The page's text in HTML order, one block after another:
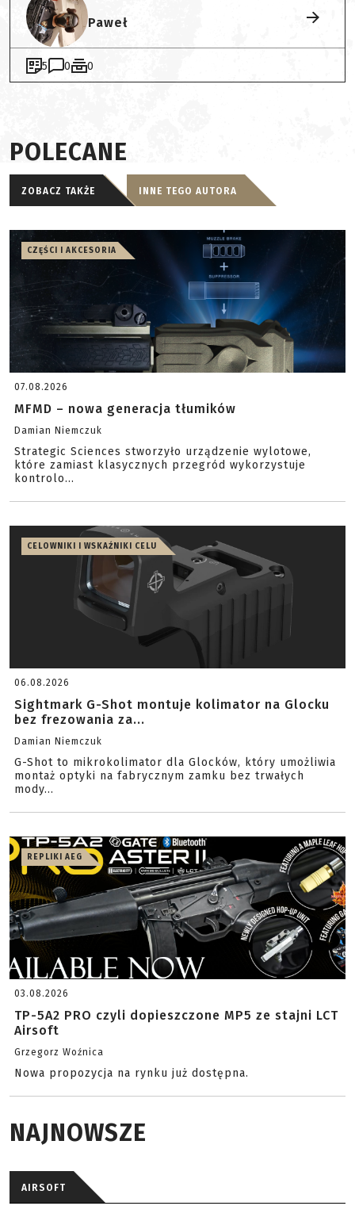
Paweł
5 0 0
POLECANE
ZOBACZ TAKŻE INNE TEGO AUTORA
CZĘŚCI I AKCESORIA
07.08.2026
MFMD – nowa generacja tłumików
Damian Niemczuk
Strategic Sciences stworzyło urządzenie wylotowe,
które zamiast klasycznych przegród wykorzystuje
kontrolo...
CELOWNIKI I WSKAŹNIKI CELU
06.08.2026
Sightmark G-Shot montuje kolimator na Glocku
bez frezowania za...
Damian Niemczuk
G-Shot to mikrokolimator dla Glocków, który umożliwia
montaż optyki na fabrycznym zamku bez trwałych
mody...
REPLIKI AEG
03.08.2026
TP-5A2 PRO czyli dopieszczone MP5 ze stajni LCT
Airsoft
Grzegorz Woźnica
Nowa propozycja na rynku już dostępna.
NAJNOWSZE
AIRSOFT